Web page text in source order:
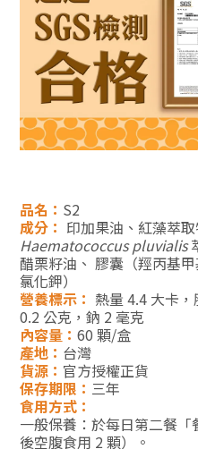
品名： S2
成分： 印加果油、紅藻萃
Haematococcus pluvialis
醋栗籽油、 膠囊（羥丙基
氯化鉀）
營養標示： 熱量 4.4 大卡
0.2 公克，鈉 2 毫克
內容量： 60 顆/盒
產地： 台灣
貨源： 官方授權正貨
保存期限： 三年
食用方式：
一般保養：於每日第二餐
後空腹食用 2 顆）。